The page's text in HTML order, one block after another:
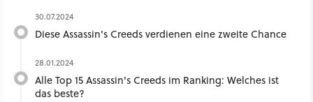
30.07.2024
Diese Assassin's Creeds verdienen eine zweite Chance
28.01.2024
Alle Top 15 Assassin's Creeds im Ranking: Welches ist
das beste?